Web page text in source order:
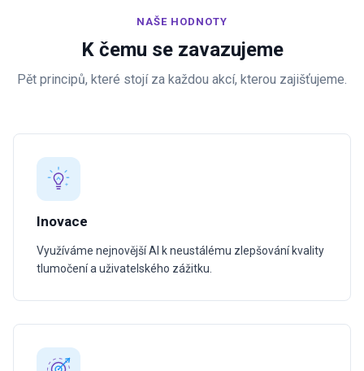
NAŠE HODNOTY
K čemu se zavazujeme
Pět principů, které stojí za každou akcí, kterou zajišťujeme.
Inovace
Využíváme nejnovější AI k neustálému zlepšování kvality
tlumočení a uživatelského zážitku.